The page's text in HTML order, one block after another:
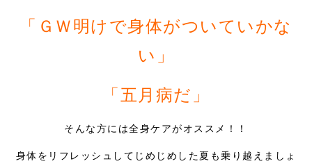
「ＧＷ明けで身体がついていかな
い」
「五月病だ」
そんな方には全身ケアがオススメ！！
身体をリフレッシュしてじめじめした夏も乗り越えましょ